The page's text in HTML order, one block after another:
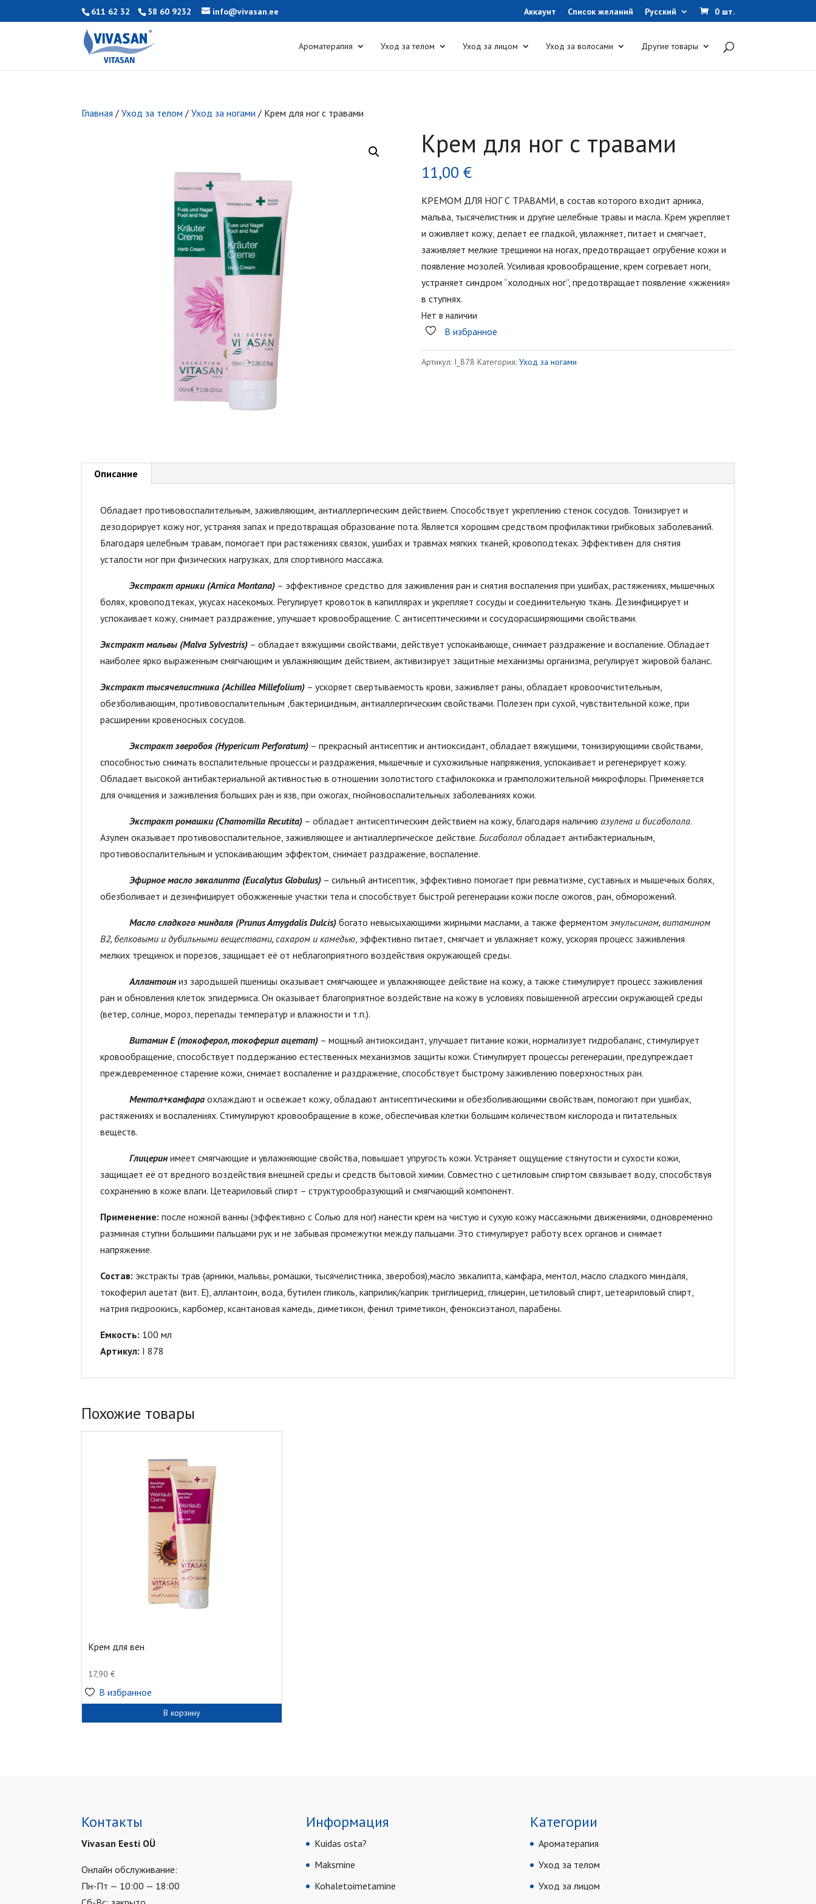
611 62 32 58 60 9232 info@vivasan.ee Аккаунт Список желаний Русский 0 шт.
Ароматерапия Уход за телом Уход за лицом Уход за волосами Другие товары
Главная /Уход за телом /Уход за ногами / Крем для ног с травами
Крем для ног с травами
11,00 €
КРЕМОМ ДЛЯ НОГ С ТРАВАМИ, в состав которого входит арника,
мальва, тысячелистник и другие целебные травы и масла. Крем укрепляет
и оживляет кожу, делает ее гладкой, увлажняет, питает и смягчает,
заживляет мелкие трещинки на ногах, предотвращает огрубение кожи и
появление мозолей. Усиливая кровообращение, крем согревает ноги,
устраняет синдром “холодных ног”, предотвращает появление «жжения»
в ступнях.
Нет в наличии
В избранное
Артикул: I_878 Категория: Уход за ногами
Описание
Обладает противовоспалительным, заживляющим, антиаллергическим действием. Способствует укреплению стенок сосудов. Тонизирует и
дезодорирует кожу ног, устраняя запах и предотвращая образование пота. Является хорошим средством профилактики грибковых заболеваний.
Благодаря целебным травам, помогает при растяжениях связок, ушибах и травмах мягких тканей, кровоподтеках. Эффективен для снятия
усталости ног при физических нагрузках, для спортивного массажа.
Экстракт арники (Arnica Montana) – эффективное средство для заживления ран и снятия воспаления при ушибах, растяжениях, мышечных
болях, кровоподтеках, укусах насекомых. Регулирует кровоток в капиллярах и укрепляет сосуды и соединительную ткань. Дезинфицирует и
успокаивает кожу, снимает раздражение, улучшает кровообращение. С антисептическими и сосудорасширяющими свойствами.
Экстракт мальвы (Malva Sylvestris) – обладает вяжущими свойствами, действует успокаивающе, снимает раздражение и воспаление. Обладает
наиболее ярко выраженным смягчающим и увлажняющим действием, активизирует защитные механизмы организма, регулирует жировой баланс.
Экстракт тысячелистника (Achillea Millefolium) – ускоряет свертываемость крови, заживляет раны, обладает кровоочистительным,
обезболивающим, противовоспалительным ,бактерицидным, антиаллергическим свойствами. Полезен при сухой, чувствительной коже, при
расширении кровеносных сосудов.
Экстракт зверобоя (Hypericum Perforatum) – прекрасный антисептик и антиоксидант, обладает вяжущими, тонизирующими свойствами,
способностью снимать воспалительные процессы и раздражения, мышечные и сухожильные напряжения, успокаивает и регенерирует кожу.
Обладает высокой антибактериальной активностью в отношении золотистого стафилококка и грамположительной микрофлоры. Применяется
для очищения и заживления больших ран и язв, при ожогах, гнойновоспалительных заболеваниях кожи.
Экстракт ромашки (Chamomilla Recutita) – обладает антисептическим действием на кожу, благодаря наличиюазулена и бисаболола.
Азулен оказывает противовоспалительное, заживляющее и антиаллергическое действие.Бисабололобладает антибактериальным,
противовоспалительным и успокаивающим эффектом, снимает раздражение, воспаление.
Эфирное масло эвкалипта (Eucalytus Globulus) – сильный антисептик, эффективно помогает при ревматизме, суставных и мышечных болях,
обезболивает и дезинфицирует обожженные участки тела и способствует быстрой регенерации кожи после ожогов, ран, обморожений.
Масло сладкого миндаля (Prunus Amygdalis Dulcis) богато невысыхающими жирными маслами, а также ферментомэмульсином, витамином
В2, белковыми и дубильными веществами, сахаром и камедью, эффективно питает, смягчает и увлажняет кожу, ускоряя процесс заживления
мелких трещинок и порезов, защищает её от неблагоприятного воздействия окружающей среды.
Аллантоиниз зародышей пшеницы оказывает смягчающее и увлажняющее действие на кожу, а также стимулирует процесс заживления
ран и обновления клеток эпидермиса. Он оказывает благоприятное воздействие на кожу в условиях повышенной агрессии окружающей среды
(ветер, солнце, мороз, перепады температур и влажности и т.п.).
Витамин Е (токоферол, токоферил ацетат) – мощный антиоксидант, улучшает питание кожи, нормализует гидробаланс, стимулирует
кровообращение, способствует поддержанию естественных механизмов защиты кожи. Стимулирует процессы регенерации, предупреждает
преждевременное старение кожи, снимает воспаление и раздражение, способствует быстрому заживлению поверхностных ран.
Ментол+камфара охлаждают и освежает кожу, обладают антисептическими и обезболивающими свойствам, помогают при ушибах,
растяжениях и воспалениях. Стимулируют кровообращение в коже, обеспечивая клетки большим количеством кислорода и питательных
веществ.
Глицеринимеет смягчающие и увлажняющие свойства, повышает упругость кожи. Устраняет ощущение стянутости и сухости кожи,
защищает её от вредного воздействия внешней среды и средств бытовой химии. Совместно с цетиловым спиртом связывает воду, способствуя
сохранению в коже влаги. Цетеариловый спирт – структурообразующий и смягчающий компонент.
Применение: после ножной ванны (эффективно с Солью для ног) нанести крем на чистую и сухую кожу массажными движениями, одновременно
разминая ступни большими пальцами рук и не забывая промежутки между пальцами. Это стимулирует работу всех органов и снимает
напряжение.
Состав: экстракты трав (арники, мальвы, ромашки, тысячелистника, зверобоя),масло эвкалипта, камфара, ментол, масло сладкого миндаля,
токоферил ацетат (вит. Е), аллантоин, вода, бутилен гликоль, каприлик/каприк триглицерид, глицерин, цетиловый спирт, цетеариловый спирт,
натрия гидроокись, карбомер, ксантановая камедь, диметикон, фенил триметикон, феноксиэтанол, парабены.
Емкость: 100 мл
Артикул: I 878
Похожие товары
Крем для вен
17,90€
В избранное
В корзину
Контакты
Vivasan Eesti OÜ
Онлайн обслуживание:
Пн-Пт — 10:00 — 18:00
Информация
Kuidas osta?
Maksmine
Kohaletoimetamine
Категории
Ароматерапия
Уход за телом
Уход за лицом